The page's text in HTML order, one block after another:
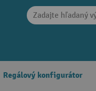
Regálový konfigurátor